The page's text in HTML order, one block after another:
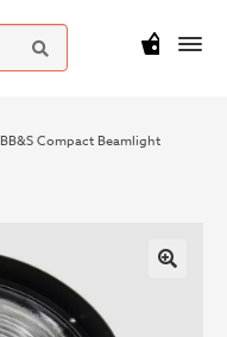
kr0
BB&S Compact Beamlight